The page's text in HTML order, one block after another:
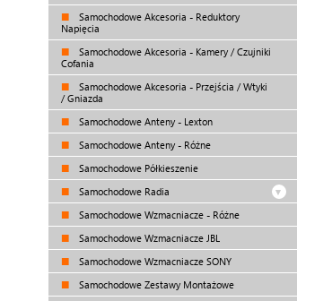
Samochodowe Akcesoria - Reduktory
Napięcia
Samochodowe Akcesoria - Kamery / Czujniki
Cofania
Samochodowe Akcesoria - Przejścia / Wtyki
/ Gniazda
Samochodowe Anteny - Lexton
Samochodowe Anteny - Różne
Samochodowe Półkieszenie
Samochodowe Radia
Samochodowe Wzmacniacze - Różne
Samochodowe Wzmacniacze JBL
Samochodowe Wzmacniacze SONY
Samochodowe Zestawy Montażowe